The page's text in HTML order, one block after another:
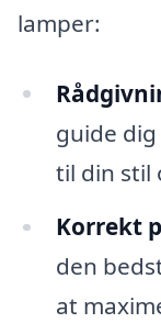
lamper:
guide
til din stil
Korrekt
den
at